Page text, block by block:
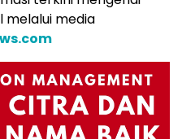
melalui media